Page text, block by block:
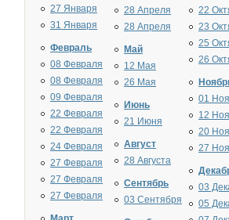
27 Января
31 Января
Февраль
08 Февраля
08 Февраля
09 Февраля
22 Февраля
22 Февраля
24 Февраля
27 Февраля
27 Февраля
27 Февраля
28 Апреля
28 Апреля
Май
12 Мая
26 Мая
Июнь
21 Июня
Август
28 Августа
Сентябрь
03 Сентября
22
23
25
26
01
12
20
27
03
05